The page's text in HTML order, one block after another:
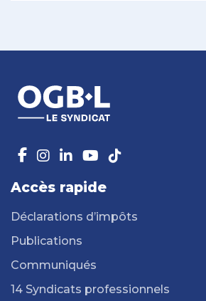
Accès rapide
Déclarations d’impôts
Publications
Communiqués
14 Syndicats professionnels